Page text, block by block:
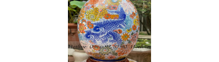
Giá bán:2,950,000
Giá gốc:3,500,000